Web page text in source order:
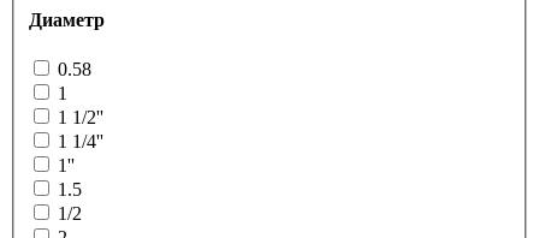
Диаметр
0.58
1
1 1/2''
1 1/4''
1''
1.5
1/2